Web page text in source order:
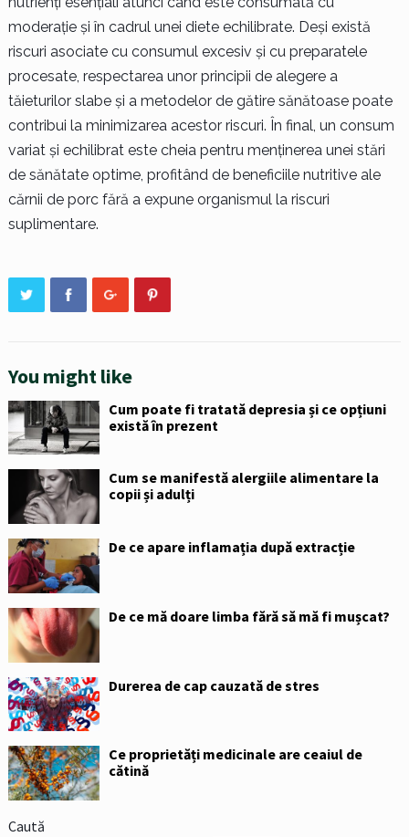
moderație și în cadrul unei diete echilibrate. Deși există
riscuri asociate cu consumul excesiv și cu preparatele
procesate, respectarea unor principii de alegere a
tăieturilor slabe și a metodelor de gătire sănătoase poate
contribui la minimizarea acestor riscuri. În final, un consum
variat și echilibrat este cheia pentru menținerea unei stări
de sănătate optime, profitând de beneficiile nutritive ale
cărnii de porc fără a expune organismul la riscuri
suplimentare.
You might like
Cum poate fi tratată depresia și ce opțiuni
există în prezent
Cum se manifestă alergiile alimentare la
copii și adulți
De ce apare inflamația după extracție
De ce mă doare limba fără să mă fi mușcat?
Durerea de cap cauzată de stres
Ce proprietăți medicinale are ceaiul de
cătină
Caută